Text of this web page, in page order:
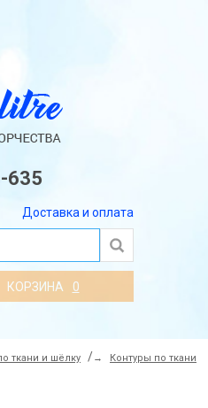
635
Доставка и оплата
КОРЗИНА 0
ткани и шёлку → Контуры по ткани